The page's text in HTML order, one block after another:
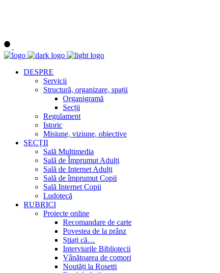
DESPRE
Servicii
Structură, organizare, spații
Organigramă
Secții
Regulament
Istoric
Misiune, viziune, obiective
SECȚII
Sală Multimedia
Sală de Împrumut Adulți
Sală de Internet Adulți
Sală de împrumut Copii
Sală Internet Copii
Ludotecă
RUBRICI
Proiecte online
Recomandare de carte
Povestea de la prânz
Știați că…
Interviurile Bibliotecii
Vânătoarea de comori
Noutăți la Rosetti